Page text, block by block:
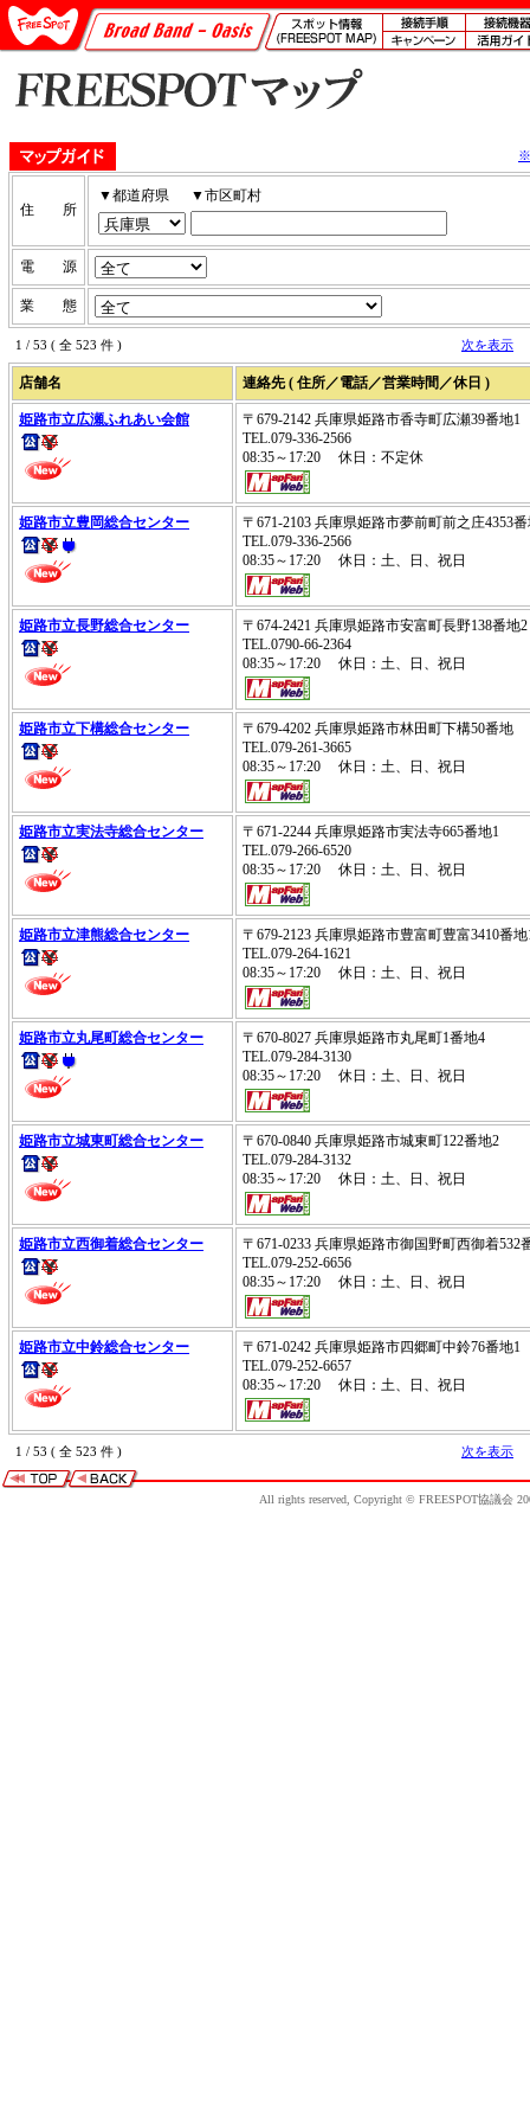
※
住 所
▼都道府県 ▼市区町村
電 源
業 態
1 / 53 ( 全 523 件 ) 次を表示
店舗名 連絡先 ( 住所／電話／営業時間／休日 )
姫路市立広瀬ふれあい会館
〒679-2142 兵庫県姫路市香寺町広瀬39番地1
TEL.079-336-2566
08:35～17:20 休日：不定休
姫路市立豊岡総合センター
〒671-2103 兵庫県姫路市夢前町前之庄4353
TEL.079-336-2566
08:35～17:20 休日：土、日、祝日
姫路市立長野総合センター
〒674-2421 兵庫県姫路市安富町長野138番地2
TEL.0790-66-2364
08:35～17:20 休日：土、日、祝日
姫路市立下構総合センター
〒679-4202 兵庫県姫路市林田町下構50番地
TEL.079-261-3665
08:35～17:20 休日：土、日、祝日
姫路市立実法寺総合センター
〒671-2244 兵庫県姫路市実法寺665番地1
TEL.079-266-6520
08:35～17:20 休日：土、日、祝日
姫路市立津熊総合センター
〒679-2123 兵庫県姫路市豊富町豊富3410番地
TEL.079-264-1621
08:35～17:20 休日：土、日、祝日
姫路市立丸尾町総合センター
〒670-8027 兵庫県姫路市丸尾町1番地4
TEL.079-284-3130
08:35～17:20 休日：土、日、祝日
姫路市立城東町総合センター
〒670-0840 兵庫県姫路市城東町122番地2
TEL.079-284-3132
08:35～17:20 休日：土、日、祝日
姫路市立西御着総合センター
〒671-0233 兵庫県姫路市御国野町西御着532
TEL.079-252-6656
08:35～17:20 休日：土、日、祝日
姫路市立中鈴総合センター
〒671-0242 兵庫県姫路市四郷町中鈴76番地1
TEL.079-252-6657
08:35～17:20 休日：土、日、祝日
1 / 53 ( 全 523 件 ) 次を表示
All rights reserved, Copyright © FREESPOT協議会